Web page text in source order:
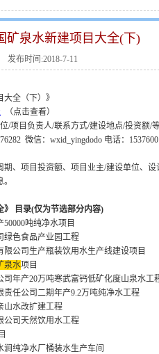
矿泉水新建项目大全(下)
发布时间:2018-7-11
大全（下）》
（点击查看）
/项目负责人/联系方式/建设地点/投资额/
微信：wxid_yingdodo 电话：
、项目投资额、项目业主/建设单位、设
》 目录(仅为节选部分内容)
吨纯净水项目
绿色食品产业园工程
公司生产瓶装饮用水生产线建设项目
泉水项目
年产20万吨寒武富钙低矿化度山泉水工
任公司二期年产9.2万吨纯净水工程
山水改扩建工程
公司天然饮用水工程
纯净水厂桶装水生产车间